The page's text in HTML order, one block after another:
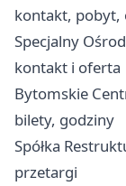
kontakt, pobyt,
Specjalny
kontakt i oferta
Bytomskie
bilety, godziny
Spółka
przetargi